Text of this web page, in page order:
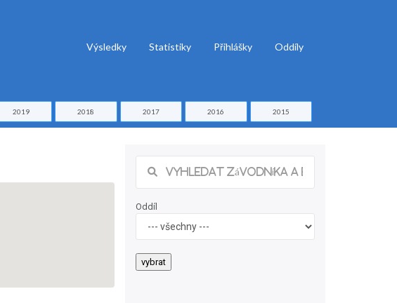
Výsledky Statistiky Přihlášky Oddíly
2019 2018 2017 2016 2015
Oddíl